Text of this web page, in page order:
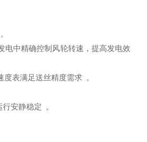
电中精确控制风轮转速，提高发电效
表满足送丝精度需求 。
安静稳定 。